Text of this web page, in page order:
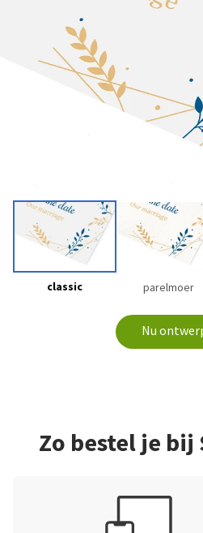
classic parelmoer
Nu
Zo bestel je